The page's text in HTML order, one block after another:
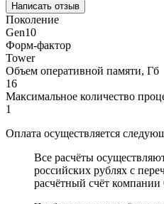
Написать отзыв
Поколение
Gen10
Форм-фактор
Tower
Объем оперативной памяти, Гб
16
Максимальное количество
1
Оплата осуществляется
Все расчёты
российских рублях с
расчётный счёт